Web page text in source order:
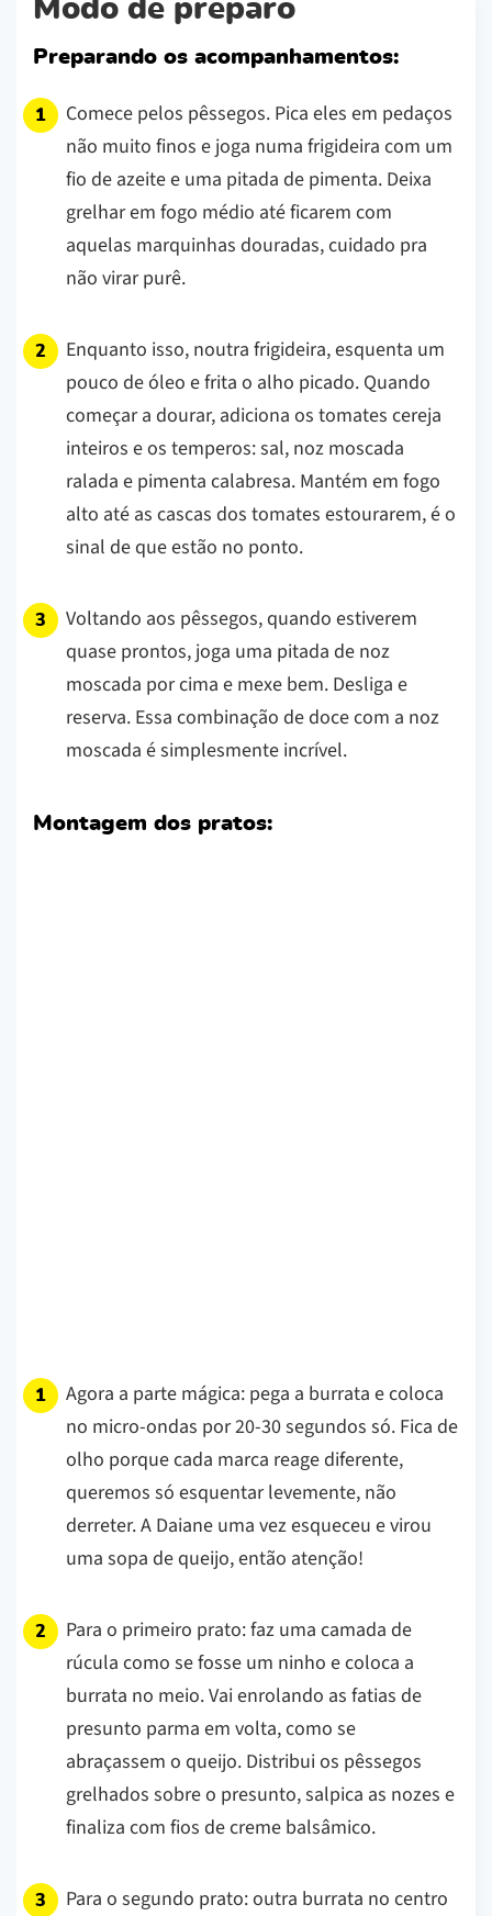
Modo de preparo
Preparando os acompanhamentos:
Comece pelos pêssegos. Pica eles em pedaços
não muito finos e joga numa frigideira com um
fio de azeite e uma pitada de pimenta. Deixa
grelhar em fogo médio até ficarem com
aquelas marquinhas douradas, cuidado pra
não virar purê.
Enquanto isso, noutra frigideira, esquenta um
pouco de óleo e frita o alho picado. Quando
começar a dourar, adiciona os tomates cereja
inteiros e os temperos: sal, noz moscada
ralada e pimenta calabresa. Mantém em fogo
alto até as cascas dos tomates estourarem, é o
sinal de que estão no ponto.
Voltando aos pêssegos, quando estiverem
quase prontos, joga uma pitada de noz
moscada por cima e mexe bem. Desliga e
reserva. Essa combinação de doce com a noz
moscada é simplesmente incrível.
Montagem dos pratos:
Agora a parte mágica: pega a burrata e coloca
no micro-ondas por 20-30 segundos só. Fica de
olho porque cada marca reage diferente,
queremos só esquentar levemente, não
derreter. A Daiane uma vez esqueceu e virou
uma sopa de queijo, então atenção!
Para o primeiro prato: faz uma camada de
rúcula como se fosse um ninho e coloca a
burrata no meio. Vai enrolando as fatias de
presunto parma em volta, como se
abraçassem o queijo. Distribui os pêssegos
grelhados sobre o presunto, salpica as nozes e
finaliza com fios de creme balsâmico.
Para o segundo prato: outra burrata no centro